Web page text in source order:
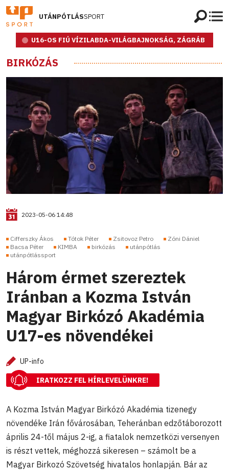
UTÁNPÓTLÁSSPORT
U16-OS FIÚ VÍZILABDA-VILÁGBAJNOKSÁG, ZÁGRÁB
BIRKÓZÁS
2023-05-06 14:48
Cifferszky Ákos Tótok Péter Zsitovoz Petro
Zóni Dániel
Bacsa Péter
KIMBA birkózás
utánpótlás
utánpótlássport
Három érmet szereztek
Iránban a Kozma István
Magyar Birkózó Akadémia
U17-es növendékei
UP-info
IRATKOZZ FEL HÍRLEVELÜNKRE!
A Kozma István Magyar Birkózó Akadémia tizenegy
növendéke Irán fővárosában, Teheránban edzőtáborozott
április 24-től május 2-ig, a fiatalok nemzetközi versenyen
is részt vettek, méghozzá sikeresen – számolt be a
Magyar Birkozó Szövetség hivatalos honlapján. Bár az